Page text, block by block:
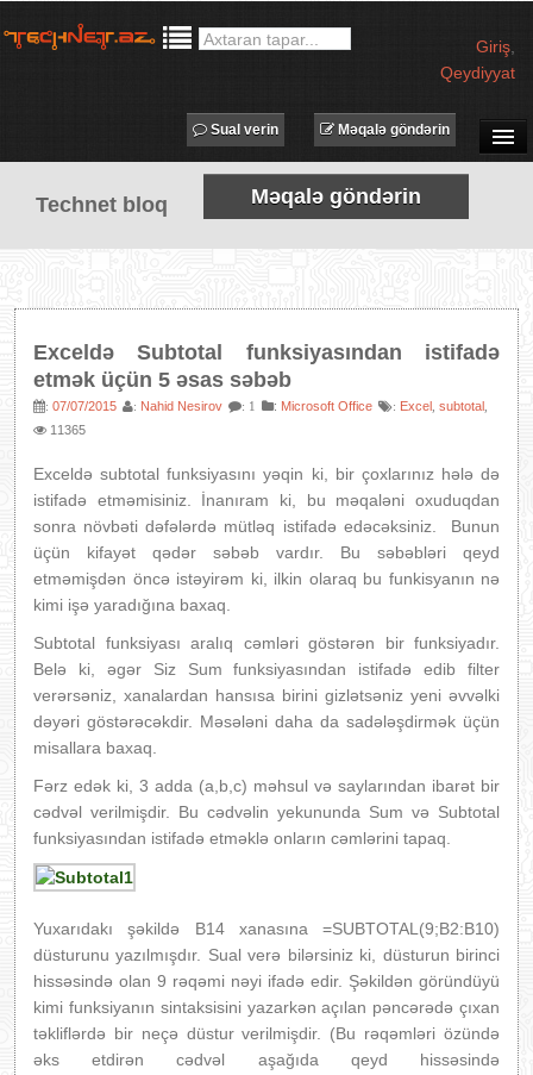
Giriş
Qeydiyyat
SUAL-CAVAB
TECHNET TV
MƏQALƏLƏR
PROQRAMLAR
AVADANLIQLAR
XƏBƏRLƏR
Məqalə göndərin
Sual verin
Technet bloq Məqalə göndərin
Exceldə Subtotal funksiyasından istifadə
etmək üçün 5 əsas səbəb
: 07/07/2015 : Nahid Nesirov : 1 : Microsoft Office : Excel subtotal
11365
Exceldə subtotal funksiyasını yəqin ki, bir çoxlarınız hələ də
istifadə etməmisiniz. İnanıram ki, bu məqaləni oxuduqdan
sonra növbəti dəfələrdə mütləq istifadə edəcəksiniz. Bunun
üçün kifayət qədər səbəb vardır. Bu səbəbləri qeyd
etməmişdən öncə istəyirəm ki, ilkin olaraq bu funkisyanın nə
kimi işə yaradığına baxaq.
Subtotal funksiyası aralıq cəmləri göstərən bir funksiyadır.
Belə ki, əgər Siz Sum funksiyasından istifadə edib filter
verərsəniz, xanalardan hansısa birini gizlətsəniz yeni əvvəlki
dəyəri göstərəcəkdir. Məsələni daha da sadələşdirmək üçün
misallara baxaq.
Fərz edək ki, 3 adda (a,b,c) məhsul və saylarından ibarət bir
cədvəl verilmişdir. Bu cədvəlin yekununda Sum və Subtotal
funksiyasından istifadə etməklə onların cəmlərini tapaq.
Yuxarıdakı şəkildə B14 xanasına =SUBTOTAL(9;B2:B10)
düsturunu yazılmışdır. Sual verə bilərsiniz ki, düsturun birinci
hissəsində olan 9 rəqəmi nəyi ifadə edir. Şəkildən göründüyü
kimi funksiyanın sintaksisini yazarkən açılan pəncərədə çıxan
təkliflərdə bir neçə düstur verilmişdir. (Bu rəqəmləri özündə
əks etdirən cədvəl aşağıda qeyd hissəsində